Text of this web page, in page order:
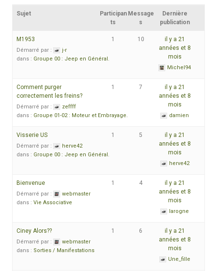
Sujet
Participan
ts
Message
s
Dernière
publication
M1953
Démarré par :
j-r
dans : Groupe 00 : Jeep en Général.
1 10
il y a 21
années et 8
mois
Michel94
Comment purger
correctement les freins?
Démarré par :
zeffff
dans : Groupe 01-02 : Moteur et Embrayage.
1 7
il y a 21
années et 8
mois
damien
Visserie US
Démarré par :
herve42
dans : Groupe 00 : Jeep en Général.
1 5
il y a 21
années et 8
mois
herve42
Bienvenue
Démarré par :
webmaster
dans : Vie Associative
1 4
il y a 21
années et 8
mois
larogne
Ciney Alors??
Démarré par :
webmaster
dans : Sorties / Manifestations
1 6
il y a 21
années et 8
mois
Une_fille